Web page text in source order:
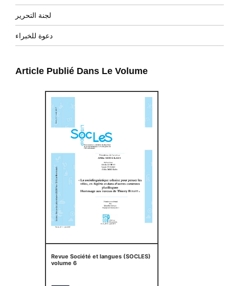
لجنة التحرير
دعوة للخبراء
Article Publié Dans Le Volume
Revue Société et langues (SOCLES)
volume 6